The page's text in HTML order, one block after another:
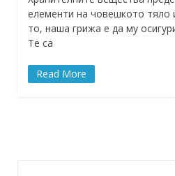
елементи на човешкото тяло
то, наша грижа е да му
Те са
Read More